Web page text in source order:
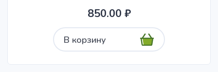
850.00 ₽
В корзину